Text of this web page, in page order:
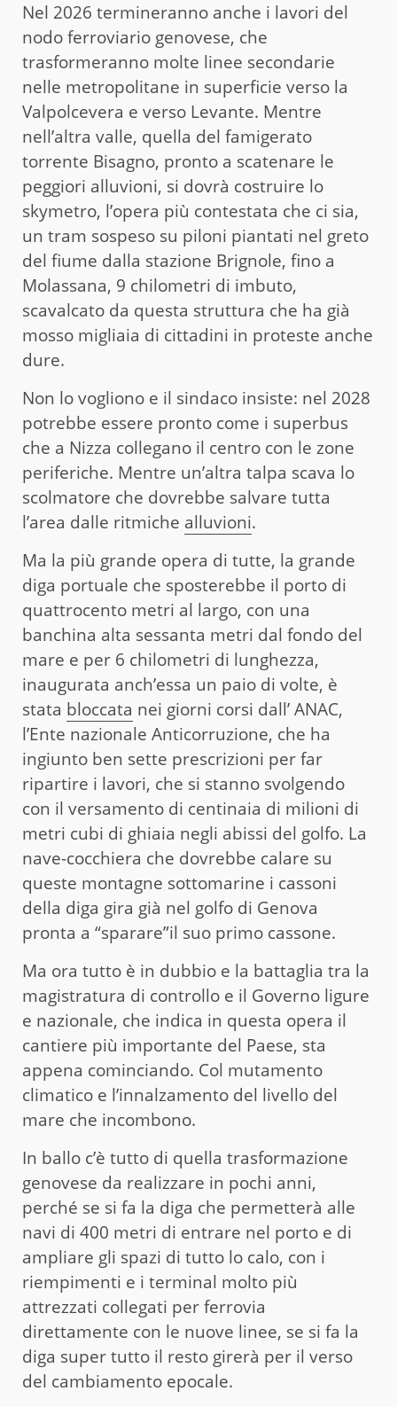
Nel 2026 termineranno anche i lavori del
nodo ferroviario genovese, che
trasformeranno molte linee secondarie
nelle metropolitane in superficie verso la
Valpolcevera e verso Levante. Mentre
nell’altra valle, quella del famigerato
torrente Bisagno, pronto a scatenare le
peggiori alluvioni, si dovrà costruire lo
skymetro, l’opera più contestata che ci sia,
un tram sospeso su piloni piantati nel greto
del fiume dalla stazione Brignole, fino a
Molassana, 9 chilometri di imbuto,
scavalcato da questa struttura che ha già
mosso migliaia di cittadini in proteste anche
dure.
Non lo vogliono e il sindaco insiste: nel 2028
potrebbe essere pronto come i superbus
che a Nizza collegano il centro con le zone
periferiche. Mentre un’altra talpa scava lo
scolmatore che dovrebbe salvare tutta
l’area dalle ritmiche alluvioni.
Ma la più grande opera di tutte, la grande
diga portuale che sposterebbe il porto di
quattrocento metri al largo, con una
banchina alta sessanta metri dal fondo del
mare e per 6 chilometri di lunghezza,
inaugurata anch’essa un paio di volte, è
stata bloccata nei giorni corsi dall’ ANAC,
l’Ente nazionale Anticorruzione, che ha
ingiunto ben sette prescrizioni per far
ripartire i lavori, che si stanno svolgendo
con il versamento di centinaia di milioni di
metri cubi di ghiaia negli abissi del golfo. La
nave-cocchiera che dovrebbe calare su
queste montagne sottomarine i cassoni
della diga gira già nel golfo di Genova
pronta a “sparare”il suo primo cassone.
Ma ora tutto è in dubbio e la battaglia tra la
magistratura di controllo e il Governo ligure
e nazionale, che indica in questa opera il
cantiere più importante del Paese, sta
appena cominciando. Col mutamento
climatico e l’innalzamento del livello del
mare che incombono.
In ballo c’è tutto di quella trasformazione
genovese da realizzare in pochi anni,
perché se si fa la diga che permetterà alle
navi di 400 metri di entrare nel porto e di
ampliare gli spazi di tutto lo calo, con i
riempimenti e i terminal molto più
attrezzati collegati per ferrovia
direttamente con le nuove linee, se si fa la
diga super tutto il resto girerà per il verso
del cambiamento epocale.